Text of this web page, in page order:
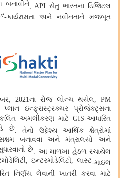
બનાવીને, APIસેતુ ભારતના ડિજિટલ
-કાર્યક્ષમતા અને નવીનતાને મજબૂત
2021ના ​​રોજ લોન્ચ થયેલ, PM
પ્લાન ઇન્ફ્રાસ્ટ્રક્ચર પ્રોજેક્ટ્સના
અમલીકરણ માટે GIS-આધારિત
છે. તેનો ઉદ્દેશ્ય આર્થિક ક્ષેત્રોમાં
સક્ષમ બનાવવા અને મંત્રાલયો અને
છે. આ માળખા હેઠળ રચાયેલ
ઇન્ટરમોડેલિટી, લાસ્ટ-માઇલ
નિર્ણય લેવાની ખાતરી કરવા માટે